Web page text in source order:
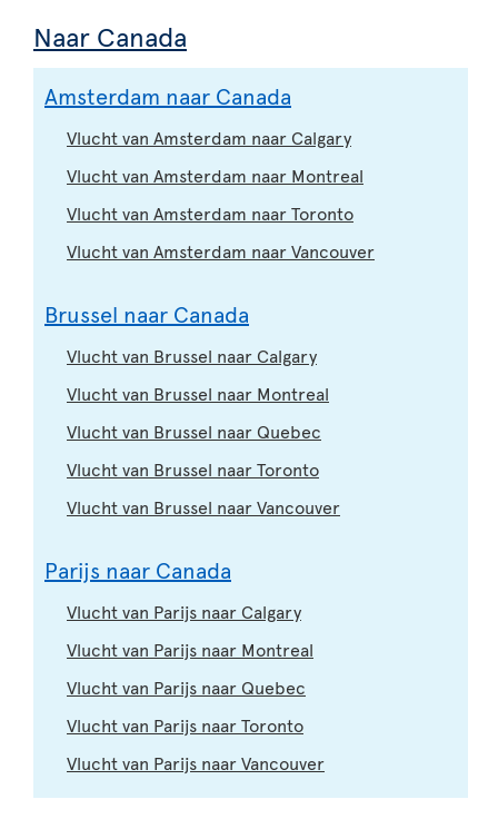
Naar Canada
Amsterdam naar Canada
Vlucht van Amsterdam naar Calgary
Vlucht van Amsterdam naar Montreal
Vlucht van Amsterdam naar Toronto
Vlucht van Amsterdam naar Vancouver
Brussel naar Canada
Vlucht van Brussel naar Calgary
Vlucht van Brussel naar Montreal
Vlucht van Brussel naar Quebec
Vlucht van Brussel naar Toronto
Vlucht van Brussel naar Vancouver
Parijs naar Canada
Vlucht van Parijs naar Calgary
Vlucht van Parijs naar Montreal
Vlucht van Parijs naar Quebec
Vlucht van Parijs naar Toronto
Vlucht van Parijs naar Vancouver